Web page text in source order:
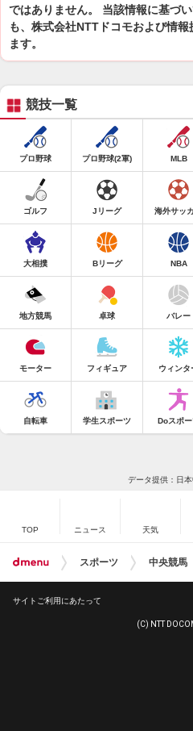
ではありません。 当該情報に基づ
も、株式会社NTTドコモおよび情
ます。
競技一覧
プロ野球 プロ野球(2軍) MLB
ゴルフ Jリーグ 海外サッ
大相撲 Bリーグ NBA
地方競馬 卓球 バレー
モーター フィギュア ウィンタ
自転車 学生スポーツ Doスポ
データ提供：日
TOP ニュース 天気
スポーツ 中央競馬
サイトご利用にあたって
(C) NTT